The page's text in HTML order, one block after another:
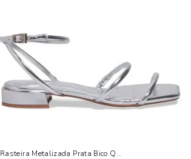
Rasteira Metalizada Prata Bico Quadrado